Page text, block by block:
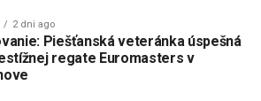
2 dni ago
Piešťanská veteránka úspešná
regate Euromasters v